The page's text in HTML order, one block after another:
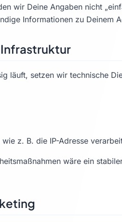
wir Deine Angaben nicht
Informationen zu Deinem
läuft, setzen wir technische
z. B. die IP-Adresse
wäre ein